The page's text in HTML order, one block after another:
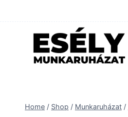
Home / Shop / Munkaruházat /